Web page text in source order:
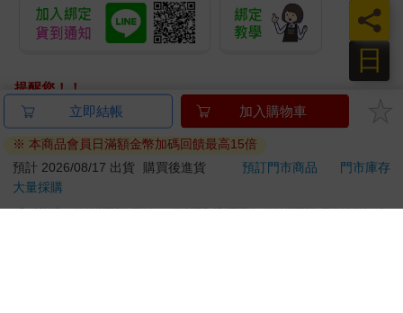
提醒您！！
金石堂及銀行均不會請您操作ATM! 如接獲電話要求您前往
ATM提款機，請不要聽從指示，以免受騙上當！
退換貨須知：
**提醒您，鑑賞期不等於試用期，退回商品須為全新狀態**
依據「消費者保護法」第19條及行政院消費者保護處公告之
立即結帳 加入購物車
※ 本商品會員日滿額金幣加碼回饋最高15倍
預計 2026/08/17 出貨
購買後進貨 預訂門市商品
門市庫存
大量採購
日
員